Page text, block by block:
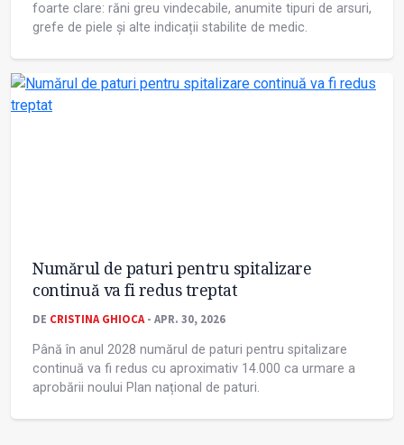
foarte clare: răni greu vindecabile, anumite tipuri de arsuri,
grefe de piele și alte indicații stabilite de medic.
Numărul de paturi pentru spitalizare
continuă va fi redus treptat
DE CRISTINA GHIOCA- APR. 30, 2026
Până în anul 2028 numărul de paturi pentru spitalizare
continuă va fi redus cu aproximativ 14.000 ca urmare a
aprobării noului Plan național de paturi.